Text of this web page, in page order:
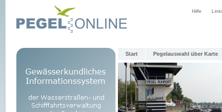
Hilfe
Start Pegelauswahl über Karte